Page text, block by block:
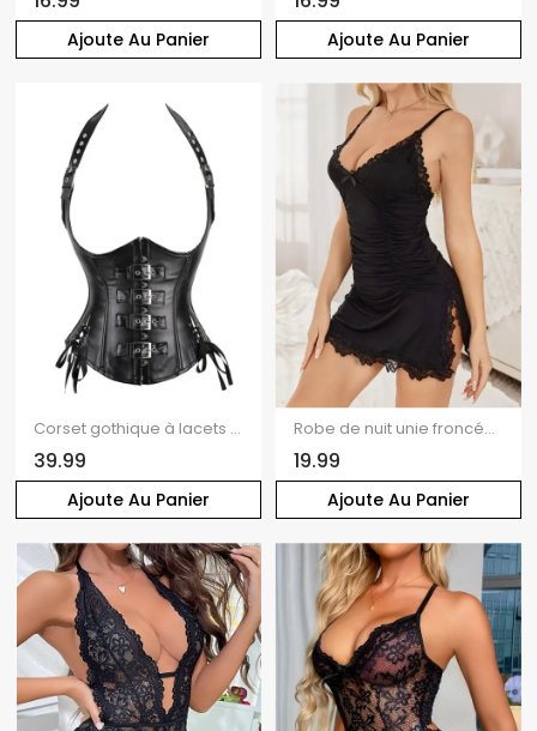
Ajoute Au Panier Ajoute Au Panier
Ajoute Au Panier
Corset gothique à lacets et boucle style punk
39.99
Ajoute Au Panier
Robe de nuit unie froncée avec nœud papillon et fente festonnée, ourlet asymétrique
19.99